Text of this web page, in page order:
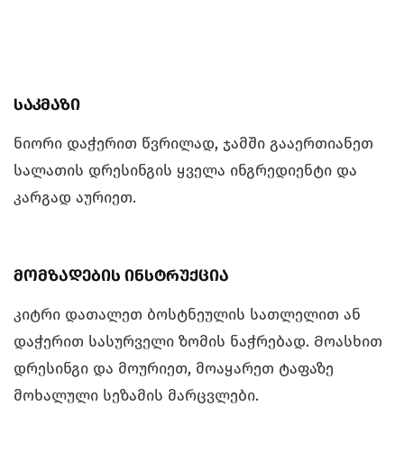
საკმაზი
ნიორი დაჭერით წვრილად, ჯამში გააერთიანეთ
სალათის დრესინგის ყველა ინგრედიენტი და
კარგად აურიეთ.
მომზადების ინსტრუქცია
კიტრი დათალეთ ბოსტნეულის სათლელით ან
დაჭერით სასურველი ზომის ნაჭრებად. Მოასხით
დრესინგი და მოურიეთ, მოაყარეთ ტაფაზე
მოხალული სეზამის მარცვლები.